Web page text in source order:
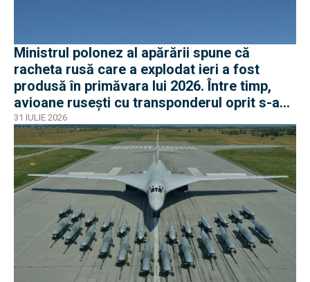
Ministrul polonez al apărării spune că
racheta rusă care a explodat ieri a fost
produsă în primăvara lui 2026. Între timp,
avioane rusești cu transponderul oprit s-au
apropiat de frontiera Poloniei
31 IULIE 2026